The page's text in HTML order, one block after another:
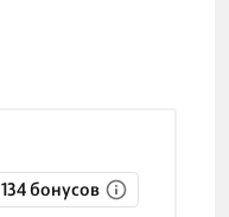
134 бонусов